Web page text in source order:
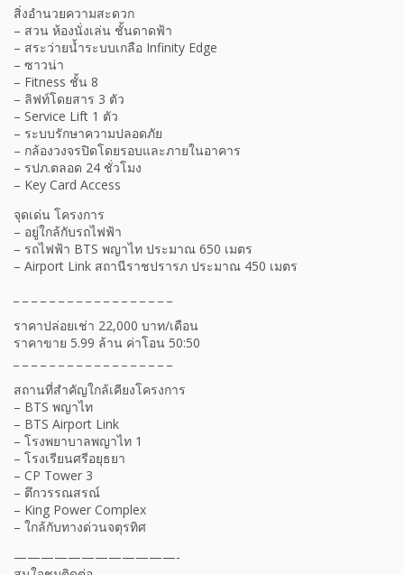
สิ่งอำนวยความสะดวก
– สวน ห้องนั่งเล่น ชั้นดาดฟ้า
– สระว่ายน้ำระบบเกลือ Infinity Edge
– ซาวน่า
– Fitness ชั้น 8
– ลิฟท์โดยสาร 3 ตัว
– Service Lift 1 ตัว
– ระบบรักษาความปลอดภัย​
– กล้องวงจรปิด​โดยรอบและภายในอาคาร
– รปภ.​ตลอด 24 ชั่วโมง
– Key Card Access
จุดเด่น โครงการ
– อยู่ใกล้กับรถไฟฟ้า
– รถไฟฟ้า BTS พญาไท ประมาณ 650 เมตร
– Airport Link สถานีราชปรารภ ประมาณ 450 เมตร
ราคาปล่อยเช่า 22,000 บาท/เดือน
ราคาขาย 5.99 ล้าน ค่าโอน 50:50
สถานที่สำคัญใกล้เคียงโครงการ
– BTS พญาไท
– BTS Airport Link
– โรงพยาบาลพญาไท 1
– โรงเรียนศรีอยุธยา
– CP Tower 3
– ตึกวรรณสรณ์
– King Power Complex
– ใกล้กับทางด่วนจตุรทิศ
————————————-